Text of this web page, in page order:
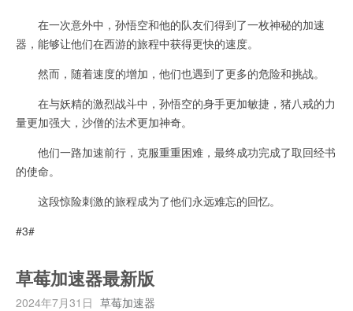
在一次意外中，孙悟空和他的队友们得到了一枚神秘的加速
器，能够让他们在西游的旅程中获得更快的速度。
然而，随着速度的增加，他们也遇到了更多的危险和挑战。
在与妖精的激烈战斗中，孙悟空的身手更加敏捷，猪八戒的力
量更加强大，沙僧的法术更加神奇。
他们一路加速前行，克服重重困难，最终成功完成了取回经书
的使命。
这段惊险刺激的旅程成为了他们永远难忘的回忆。
#3#
草莓加速器最新版
2024年7月31日 草莓加速器